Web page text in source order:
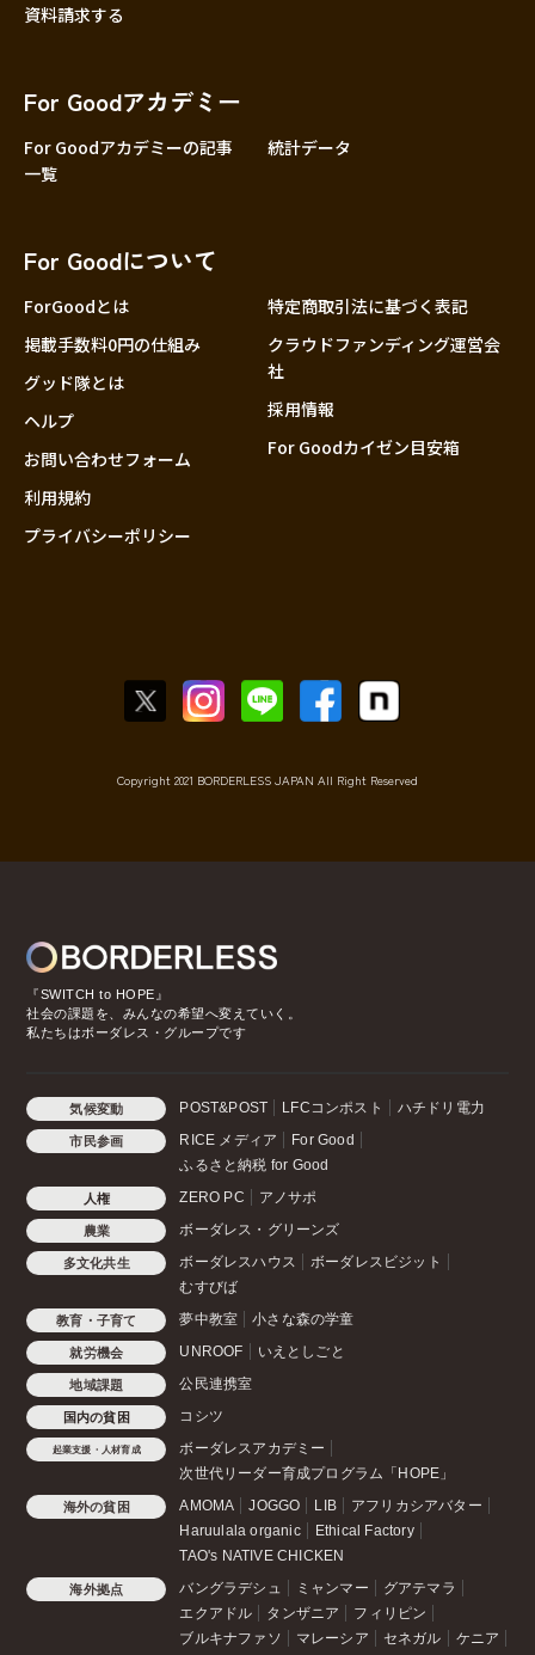
大分
資料請求する
For Goodアカデミー
For Goodアカデミーの記事
一覧
統計データ
For Goodについて
ForGoodとは
掲載手数料0円の仕組み
グッド隊とは
ヘルプ
お問い合わせフォーム
利用規約
プライバシーポリシー
特定商取引法に基づく表記
クラウドファンディング運営会
社
採用情報
For Goodカイゼン目安箱
Copyright 2021 BORDERLESS JAPAN All Right Reserved
『SWITCH to HOPE』
社会の課題を、みんなの希望へ変えていく。
私たちはボーダレス・グループです
気候変動 POST&POST LFCコンポスト ハチドリ電力
市民参画 RICE メディア
For Good
ふるさと納税 for Good
人権 ZERO PC アノサポ
農業 ボーダレス・グリーンズ
多文化共生 ボーダレスハウス
ボーダレスビジット
むすびば
教育・子育て 夢中教室 小さな森の学童
就労機会 UNROOF いえとしごと
地域課題 公民連携室
国内の貧困 コシツ
起業支援・人材育成
ボーダレスアカデミー
次世代リーダー育成プログラム「HOPE」
海外の貧困 AMOMA JOGGO LIB
アフリカシアバター
Haruulala organic
Ethical Factory
TAO's NATIVE CHICKEN
海外拠点 バングラデシュ ミャンマー
グアテマラ
エクアドル
タンザニア
フィリピン
ブルキナファソ
マレーシア セネガル ケニア